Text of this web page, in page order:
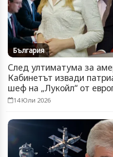
България
След ултиматума за
Кабинетът извади
шеф на „Лукойл“ от
14 Юли 2026